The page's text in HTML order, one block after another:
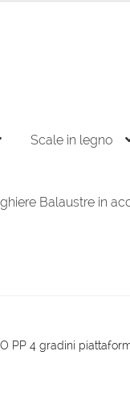
Scale in legno
Balaustre in
PP 4 gradini